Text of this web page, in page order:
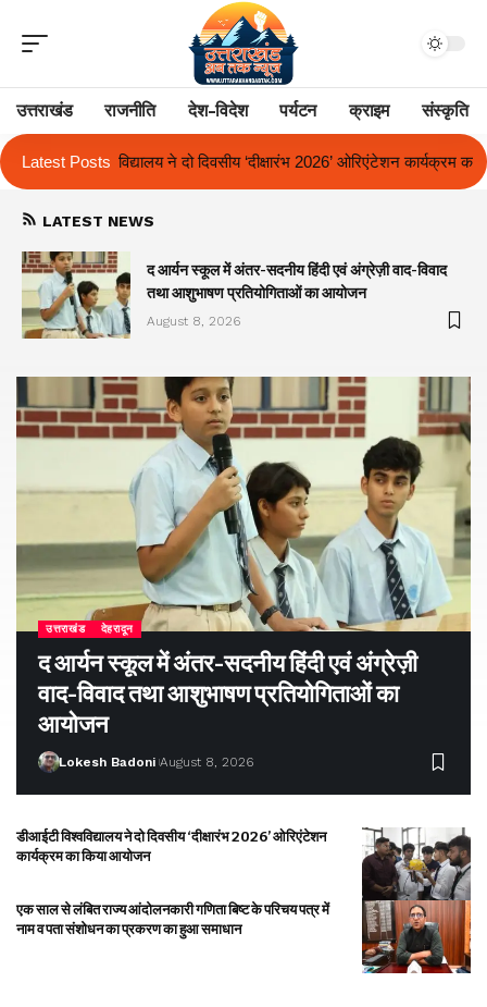
उत्तराखंड राजनीति देश-विदेश पर्यटन क्राइम संस्कृति
Latest Posts
‘दीक्षारंभ 2026’ ओरिएंटेशन कार्यक्रम का किया आयोजन एक साल से लंबित
LATEST NEWS
द आर्यन स्कूल में अंतर-सदनीय हिंदी एवं अंग्रेज़ी वाद-विवाद
तथा आशुभाषण प्रतियोगिताओं का आयोजन
August 8, 2026
उत्तराखंड देहरादून
द आर्यन स्कूल में अंतर-सदनीय हिंदी एवं अंग्रेज़ी
वाद-विवाद तथा आशुभाषण प्रतियोगिताओं का
आयोजन
Lokesh Badoni August 8, 2026
डीआईटी विश्वविद्यालय ने दो दिवसीय ‘दीक्षारंभ 2026’ ओरिएंटेशन
कार्यक्रम का किया आयोजन
एक साल से लंबित राज्य आंदोलनकारी गणिता बिष्ट के परिचय पत्र में
नाम व पता संशोधन का प्रकरण का हुआ समाधान